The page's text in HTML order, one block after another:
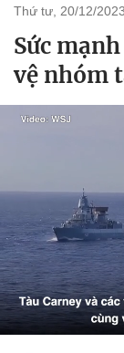
thứ tư, 20/12/
Sức
vệ nhóm